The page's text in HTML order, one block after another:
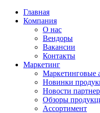
Главная
Компания
О нас
Вендоры
Вакансии
Контакты
Маркетинг
Маркетинговые
Новинки
Новости
Обзоры
Ассортимент